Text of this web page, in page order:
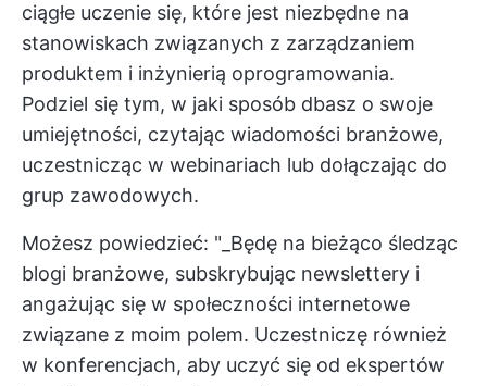
ciągłe uczenie się, które jest niezbędne na
stanowiskach związanych z zarządzaniem
produktem i inżynierią oprogramowania.
Podziel się tym, w jaki sposób dbasz o swoje
umiejętności, czytając wiadomości branżowe,
uczestnicząc w webinariach lub dołączając do
grup zawodowych.
Możesz powiedzieć: "_Będę na bieżąco śledząc
blogi branżowe, subskrybując newslettery i
angażując się w społeczności internetowe
związane z moim polem. Uczestniczę również
w konferencjach, aby uczyć się od ekspertów